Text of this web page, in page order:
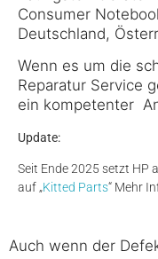
Consumer
Deutschland,
Wenn es um die
Reparatur Service
ein kompetenter
Update:
Seit Ende 2025 setzt HP
auf „Kitted Parts“ Mehr
Auch wenn der